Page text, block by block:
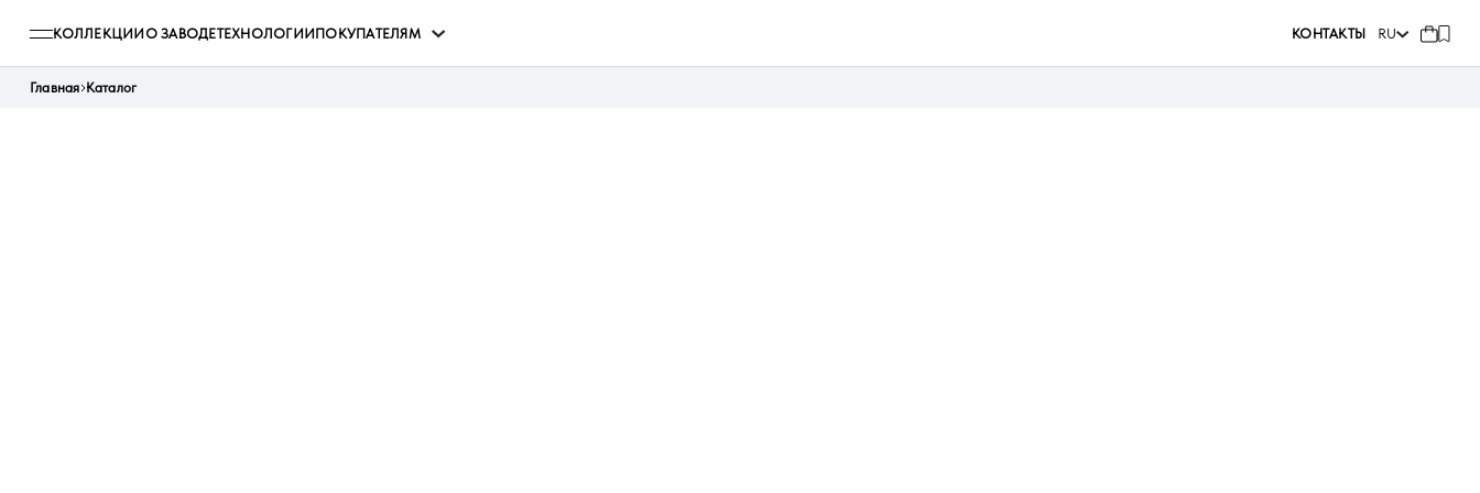
КОЛЛЕКЦИИ О ЗАВОДЕТЕХНОЛОГИИПОКУПАТЕЛЯМ КОНТАКТЫ RU
Главная Каталог